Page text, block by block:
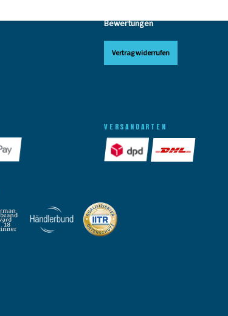
Bewertungen
Vertrag widerrufen
VERSANDARTEN